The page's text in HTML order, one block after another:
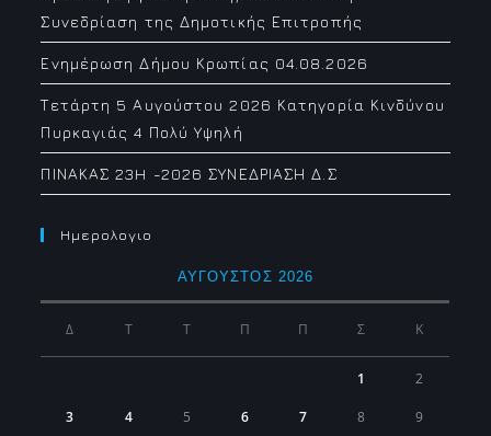
Συνεδρίαση της Δημοτικής Επιτροπής
Ενημέρωση Δήμου Κρωπίας 04.08.2026
Τετάρτη 5 Αυγούστου 2026 Κατηγορία Κινδύνου
Πυρκαγιάς 4 Πολύ Υψηλή
ΠΙΝΑΚΑΣ 23H -2026 ΣΥΝΕΔΡΙΑΣΗ Δ.Σ
Ημερολογιο
ΑΎΓΟΥΣΤΟΣ 2026
Δ Τ Τ Π Π Σ Κ
1 2
3 4 5 6 7 8 9